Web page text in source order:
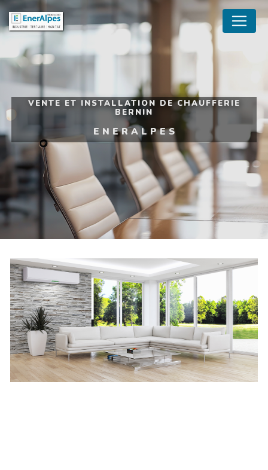
VENTE ET INSTALLATION DE CHAUFFERIE
BERNIN
ENERALPES
Panneau de gestion des cookies